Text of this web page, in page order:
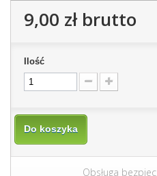
9,00 złbrutto
Ilość
Do koszyka
Obsługa